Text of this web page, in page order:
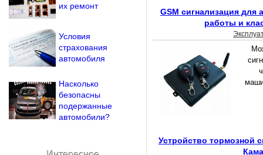
GSM сигнализация для
работы и
Устройство тормозной
их ремонт
Условия
страхования
автомобиля
Насколько
безопасны
подержанные
автомобили?